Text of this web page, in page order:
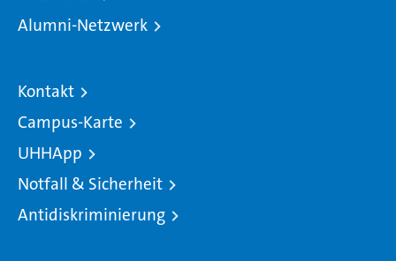
Alumni-Netzwerk
Kontakt
Campus-Karte
UHHApp
Notfall & Sicherheit
Antidiskriminierung